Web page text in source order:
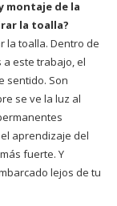
montaje de la
la toalla?
la toalla. Dentro de
este trabajo, el
sentido. Son
se ve la luz al
aprendizaje del
fuerte. Y
lejos de tu